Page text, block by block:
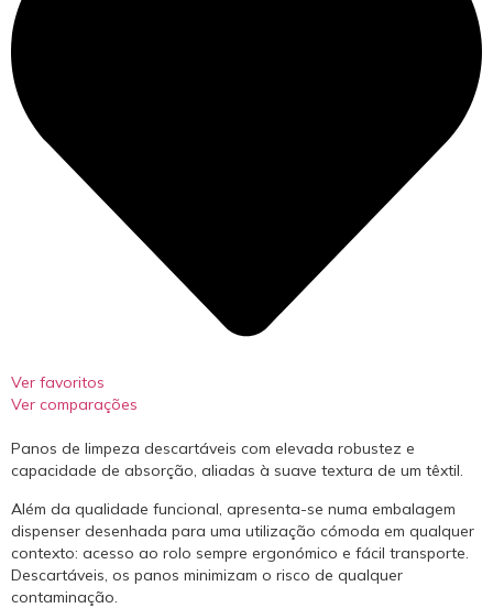
Ver favoritos
Ver comparações
Panos de limpeza descartáveis com elevada robustez e
capacidade de absorção, aliadas à suave textura de um têxtil.
Além da qualidade funcional, apresenta-se numa embalagem
dispenser desenhada para uma utilização cómoda em qualquer
contexto: acesso ao rolo sempre ergonómico e fácil transporte.
Descartáveis, os panos minimizam o risco de qualquer
contaminação.